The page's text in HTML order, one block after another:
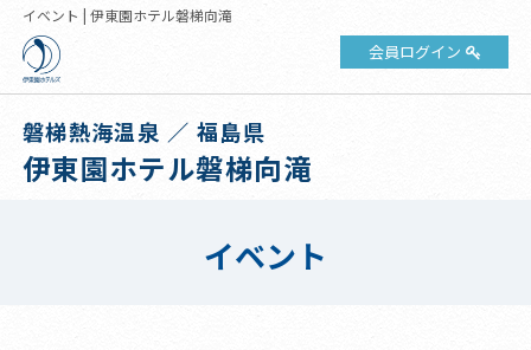
イベント | 伊東園ホテル磐梯向滝
会員ログイン
磐梯熱海温泉 ／ 福島県
伊東園ホテル磐梯向滝
イベント